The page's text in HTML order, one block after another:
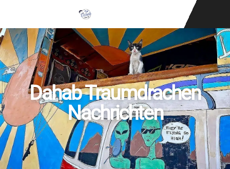
Dahab Traumdrachen
Nachrichten